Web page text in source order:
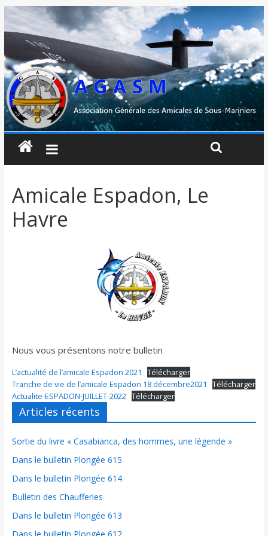
Amicale Espadon, Le
Havre
Nous vous présentons notre bulletin
L’actualité de l’amicale Espadon 2021
Télécharger
Tranche de vie de l’amicale Espadon 18 décembre2021
Télécharger
Actualite-ESPADON-JUILLET-2022 Télécharger
Articles récents
Sortie du livre « Casabianca, des hommes, une légende »
Dans le bulletin Plongée 615
Dans le bulletin Plongée 614
Bulletin des Chaufferies
Dans le bulletin Plongée 613